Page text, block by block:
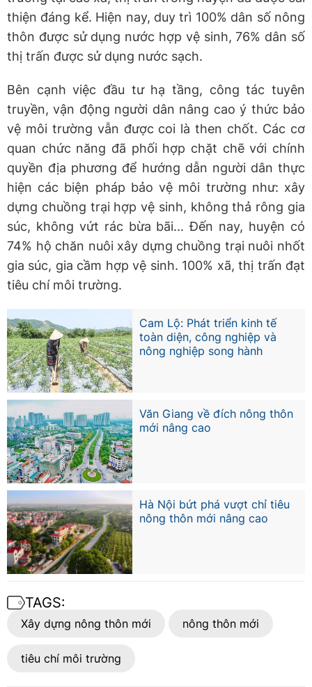
thiện đáng kể. Hiện nay, duy trì 100% dân số nông
thôn được sử dụng nước hợp vệ sinh, 76% dân số
thị trấn được sử dụng nước sạch.
Bên cạnh việc đầu tư hạ tầng, công tác tuyên
truyền, vận động người dân nâng cao ý thức bảo
vệ môi trường vẫn được coi là then chốt. Các cơ
quan chức năng đã phối hợp chặt chẽ với chính
quyền địa phương để hướng dẫn người dân thực
hiện các biện pháp bảo vệ môi trường như: xây
dựng chuồng trại hợp vệ sinh, không thả rông gia
súc, không vứt rác bừa bãi... Đến nay, huyện có
74% hộ chăn nuôi xây dựng chuồng trại nuôi nhốt
gia súc, gia cầm hợp vệ sinh. 100% xã, thị trấn đạt
tiêu chí môi trường.
Cam Lộ: Phát triển kinh tế
toàn diện, công nghiệp và
nông nghiệp song hành
Văn Giang về đích nông thôn
mới nâng cao
Hà Nội bứt phá vượt chỉ tiêu
nông thôn mới nâng cao
TAGS:
Xây dựng nông thôn mới nông thôn mới
tiêu chí môi trường